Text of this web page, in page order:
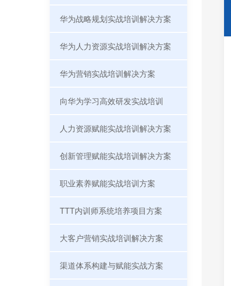
华为战略规划实战培训解决方案
华为人力资源实战培训解决方案
华为营销实战培训解决方案
向华为学习高效研发实战培训
人力资源赋能实战培训解决方案
创新管理赋能实战培训解决方案
职业素养赋能实战培训方案
TTT内训师系统培养项目方案
大客户营销实战培训解决方案
渠道体系构建与赋能实战方案